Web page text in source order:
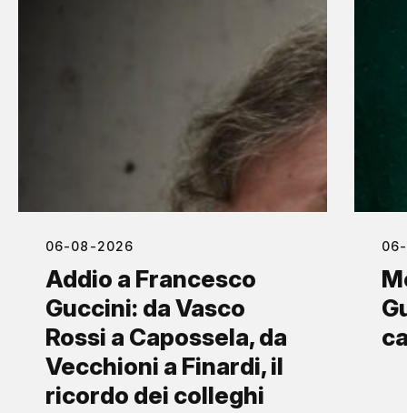
06-08-2026
Addio a Francesco
Guccini: da Vasco
Rossi a Capossela, da
Vecchioni a Finardi, il
ricordo dei colleghi